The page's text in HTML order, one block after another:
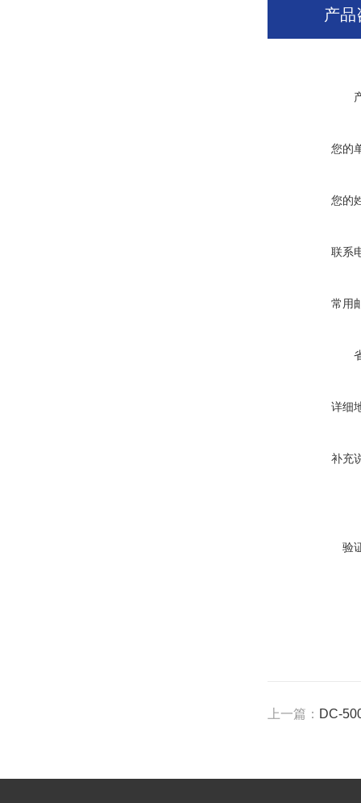
产品
您的
您的
联系
常用
详细
补充
验
上一篇： DC-